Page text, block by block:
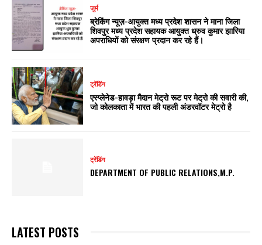
जुर्म
ब्रेकिंग न्यूज़-आयुक्त मध्य प्रदेश शासन ने माना जिला
शिवपुर मध्य प्रदेश सहायक आयुक्त ध्रुव कुमार झारिया
अपराधियों को संरक्षण प्रदान कर रहे हैं।
ट्रेंडिंग
एस्प्लेनेड-हावड़ा मैदान मेट्रो रूट पर मेट्रो की सवारी की,
जो कोलकाता में भारत की पहली अंडरवॉटर मेट्रो है
ट्रेंडिंग
DEPARTMENT OF PUBLIC RELATIONS,M.P.
LATEST POSTS